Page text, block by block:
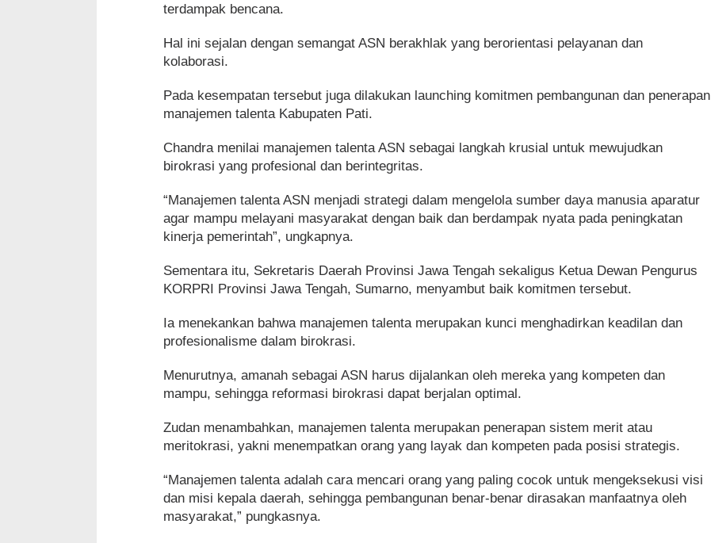
terdampak bencana.
Hal ini sejalan dengan semangat ASN berakhlak yang berorientasi pelayanan dan
kolaborasi.
Pada kesempatan tersebut juga dilakukan launching komitmen pembangunan dan penerapan
manajemen talenta Kabupaten Pati.
Chandra menilai manajemen talenta ASN sebagai langkah krusial untuk mewujudkan
birokrasi yang profesional dan berintegritas.
“Manajemen talenta ASN menjadi strategi dalam mengelola sumber daya manusia aparatur
agar mampu melayani masyarakat dengan baik dan berdampak nyata pada peningkatan
kinerja pemerintah”, ungkapnya.
Sementara itu, Sekretaris Daerah Provinsi Jawa Tengah sekaligus Ketua Dewan Pengurus
KORPRI Provinsi Jawa Tengah, Sumarno, menyambut baik komitmen tersebut.
Ia menekankan bahwa manajemen talenta merupakan kunci menghadirkan keadilan dan
profesionalisme dalam birokrasi.
Menurutnya, amanah sebagai ASN harus dijalankan oleh mereka yang kompeten dan
mampu, sehingga reformasi birokrasi dapat berjalan optimal.
Zudan menambahkan, manajemen talenta merupakan penerapan sistem merit atau
meritokrasi, yakni menempatkan orang yang layak dan kompeten pada posisi strategis.
“Manajemen talenta adalah cara mencari orang yang paling cocok untuk mengeksekusi visi
dan misi kepala daerah, sehingga pembangunan benar-benar dirasakan manfaatnya oleh
masyarakat,” pungkasnya.